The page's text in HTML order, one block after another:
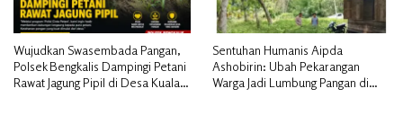
Wujudkan Swasembada Pangan,
Polsek Bengkalis Dampingi Petani
Rawat Jagung Pipil di Desa Kuala
Sentuhan Humanis Aipda
Ashobirin: Ubah Pekarangan
Warga Jadi Lumbung Pangan di